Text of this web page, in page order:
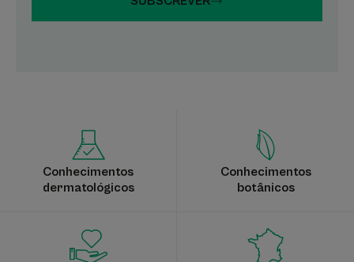
Conhecimentos
dermatológicos
Conhecimentos
botânicos